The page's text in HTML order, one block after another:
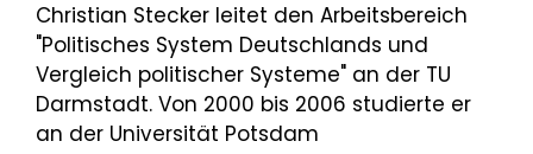
Christian Stecker leitet den Arbeitsbereich
"Politisches System Deutschlands und
Vergleich politischer Systeme" an der TU
Darmstadt. Von 2000 bis 2006 studierte er
an der Universität Potsdam